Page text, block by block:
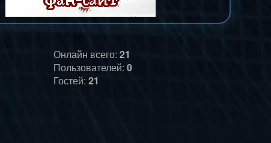
Онлайн всего: 21
Пользователей: 0
Гостей: 21